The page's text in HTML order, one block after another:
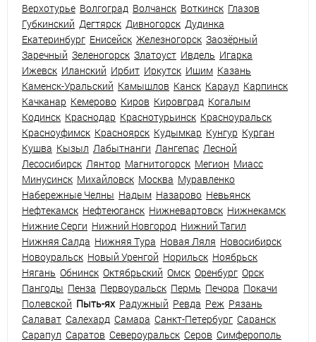
Верхотурье Волгоград Волчанск Воткинск Глазов
Губкинский Дегтярск Дивногорск Дудинка
Екатеринбург Енисейск Железногорск Заозёрный
Заречный Зеленогорск Златоуст Ивдель Игарка
Ижевск Иланский Ирбит Иркутск Ишим Казань
Каменск-Уральский Камышлов Канск Караул Карпинск
Качканар Кемерово Киров Кировград Когалым
Кодинск Краснодар Краснотурьинск Красноуральск
Красноуфимск Красноярск Кудымкар Кунгур Курган
Кушва Кызыл Лабытнанги Лангепас Лесной
Лесосибирск Лянтор Магнитогорск Мегион Миасс
Минусинск Михайловск Москва Муравленко
Набережные Челны Надым Назарово Невьянск
Нефтекамск Нефтеюганск Нижневартовск Нижнекамск
Нижние Серги Нижний Новгород Нижний Тагил
Нижняя Салда Нижняя Тура Новая Ляля Новосибирск
Новоуральск Новый Уренгой Норильск Ноябрьск
Нягань Обнинск Октябрьский Омск Оренбург Орск
Пангоды Пенза Первоуральск Пермь Печора Покачи
Полевской Пыть-ях Радужный Ревда Реж Рязань
Салават Салехард Самара Санкт-Петербург Саранск
Сарапул Саратов Североуральск Серов Симферополь